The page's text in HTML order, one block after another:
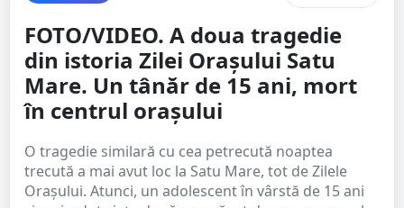
FOTO/VIDEO. A doua tragedie
din istoria Zilei Orașului Satu
Mare. Un tânăr de 15 ani, mort
în centrul orașului
O tragedie similară cu cea petrecută noaptea
trecută a mai avut loc la Satu Mare, tot de Zilele
Orașului. Atunci, un adolescent în vârstă de 15 ani